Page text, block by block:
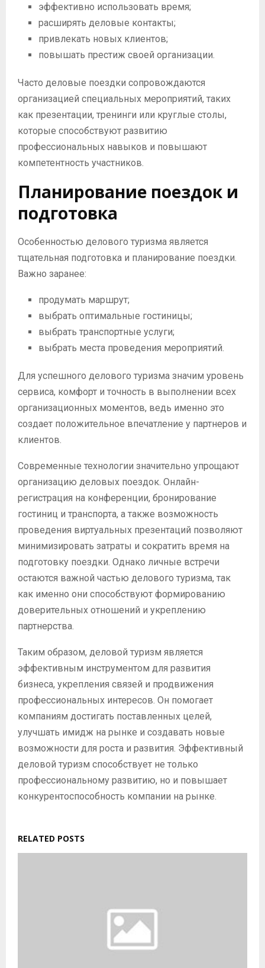
эффективно использовать время;
расширять деловые контакты;
привлекать новых клиентов;
повышать престиж своей организации.
Часто деловые поездки сопровождаются
организацией специальных мероприятий, таких
как презентации, тренинги или круглые столы,
которые способствуют развитию
профессиональных навыков и повышают
компетентность участников.
Планирование поездок и
подготовка
Особенностью делового туризма является
тщательная подготовка и планирование поездки.
Важно заранее:
продумать маршрут;
выбрать оптимальные гостиницы;
выбрать транспортные услуги;
выбрать места проведения мероприятий.
Для успешного делового туризма значим уровень
сервиса, комфорт и точность в выполнении всех
организационных моментов, ведь именно это
создает положительное впечатление у партнеров и
клиентов.
Современные технологии значительно упрощают
организацию деловых поездок. Онлайн-
регистрация на конференции, бронирование
гостиниц и транспорта, а также возможность
проведения виртуальных презентаций позволяют
минимизировать затраты и сократить время на
подготовку поездки. Однако личные встречи
остаются важной частью делового туризма, так
как именно они способствуют формированию
доверительных отношений и укреплению
партнерства.
Таким образом, деловой туризм является
эффективным инструментом для развития
бизнеса, укрепления связей и продвижения
профессиональных интересов. Он помогает
компаниям достигать поставленных целей,
улучшать имидж на рынке и создавать новые
возможности для роста и развития. Эффективный
деловой туризм способствует не только
профессиональному развитию, но и повышает
конкурентоспособность компании на рынке.
RELATED POSTS